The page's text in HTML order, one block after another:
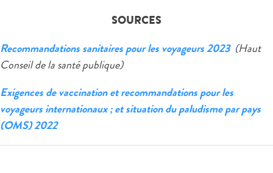
SOURCES
Recommandations sanitaires pour les voyageurs 2023 (Haut
Conseil de la santé publique)
Exigences de vaccination et recommandations pour les
voyageurs internationaux ; et situation du paludisme par pays
(OMS) 2022